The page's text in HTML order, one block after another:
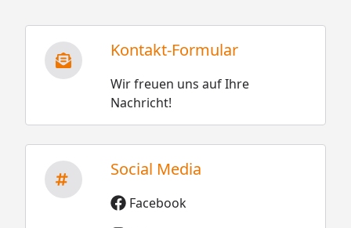
Kontakt-Formular
Wir freuen uns auf Ihre
Nachricht!
Social Media
Facebook